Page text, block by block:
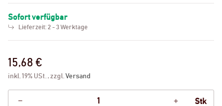
Sofort verfügbar
Lieferzeit: 2 - 3 Werktage
15,68 €
inkl. 19% USt. , zzgl.Versand
Stk